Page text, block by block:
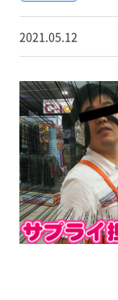
2021.05.12